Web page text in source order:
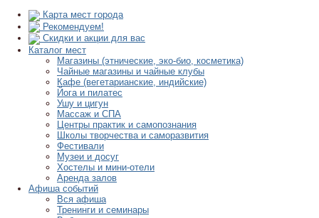
Карта мест города
Рекомендуем!
Скидки и акции для вас
Каталог мест
Магазины (этнические, эко-био, косметика)
Чайные магазины и чайные клубы
Кафе (вегетарианские, индийские)
Йога и пилатес
Ушу и цигун
Массаж и СПА
Центры практик и самопознания
Школы творчества и саморазвития
Фестивали
Музеи и досуг
Хостелы и мини-отели
Аренда залов
Афиша событий
Вся афиша
Тренинги и семинары